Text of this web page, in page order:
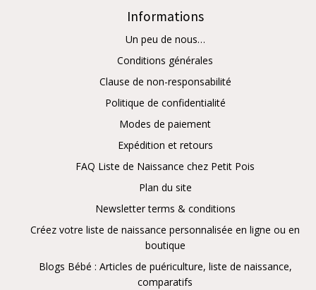
Informations
Un peu de nous…
Conditions générales
Clause de non-responsabilité
Politique de confidentialité
Modes de paiement
Expédition et retours
FAQ Liste de Naissance chez Petit Pois
Plan du site
Newsletter terms & conditions
Créez votre liste de naissance personnalisée en ligne ou en
boutique
Blogs Bébé : Articles de puériculture, liste de naissance,
comparatifs